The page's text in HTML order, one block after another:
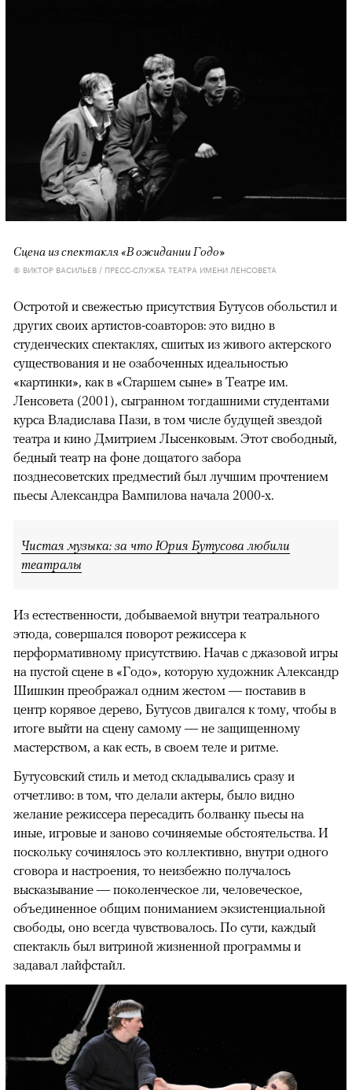
Сцена из спектакля «В ожидании Годо»
© ВИКТОР ВАСИЛЬЕВ / ПРЕСС-СЛУЖБА ТЕАТРА ИМЕНИ ЛЕНСОВЕТА
Остротой и свежестью присутствия Бутусов обольстил и
других своих артистов-соавторов: это видно в
студенческих спектаклях, сшитых из живого актерского
существования и не озабоченных идеальностью
«картинки», как в «Старшем сыне» в Театре им.
Ленсовета (2001), сыгранном тогдашними студентами
курса Владислава Пази, в том числе будущей звездой
театра и кино Дмитрием Лысенковым. Этот свободный,
бедный театр на фоне дощатого забора
позднесоветских предместий был лучшим прочтением
пьесы Александра Вампилова начала 2000-х.
Чистая музыка: за что Юрия Бутусова любили
театралы
Из естественности, добываемой внутри театрального
этюда, совершался поворот режиссера к
перформативному присутствию. Начав с джазовой игры
на пустой сцене в «Годо», которую художник Александр
Шишкин преображал одним жестом — поставив в
центр корявое дерево, Бутусов двигался к тому, чтобы в
итоге выйти на сцену самому — не защищенному
мастерством, а как есть, в своем теле и ритме.
Бутусовский стиль и метод складывались сразу и
отчетливо: в том, что делали актеры, было видно
желание режиссера пересадить болванку пьесы на
иные, игровые и заново сочиняемые обстоятельства. И
поскольку сочинялось это коллективно, внутри одного
сговора и настроения, то неизбежно получалось
высказывание — поколенческое ли, человеческое,
объединенное общим пониманием экзистенциальной
свободы, оно всегда чувствовалось. По сути, каждый
спектакль был витриной жизненной программы и
задавал лайфстайл.